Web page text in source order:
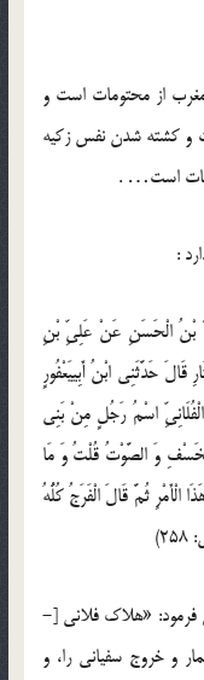
از محتومات است و
و کشته شدن نفس زکیه
است… .
:
بْنُ الْحَسَنِ عَنْ عَلِيِّ بْنِ
حَدَّثَنِي ابْنُ أَبِي‏يَعْفُورٍ
اسْمُ رَجُلٍ مِنْ بَنِي
وَ الصَّوْتُ قُلْتُ وَ مَا
ثُمَّ قَالَ الْفَرَجُ كُلُّهُ
فرمود: «هلاك فلانى [-
و خروج سفيانى را، و